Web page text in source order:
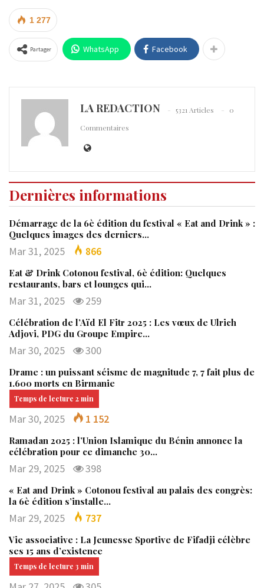
1 277
Partager WhatsApp Facebook
LA REDACTION 5321 Articles
0
Commentaires
Dernières informations
Démarrage de la 6è édition du festival « Eat and Drink » :
Quelques images des derniers…
Mar 31, 2025 866
Eat & Drink Cotonou festival, 6è édition: Quelques
restaurants, bars et lounges qui…
Mar 31, 2025 259
Célébration de l’Aïd El Fitr 2025 : Les vœux de Ulrich
Adjovi, PDG du Groupe Empire…
Mar 30, 2025 300
Drame : un puissant séisme de magnitude 7, 7 fait plus de
1.600 morts en Birmanie
Mar 30, 2025 1 152
Ramadan 2025 : l’Union Islamique du Bénin annonce la
célébration pour ce dimanche 30…
Mar 29, 2025 398
« Eat and Drink » Cotonou festival au palais des congrès:
la 6è édition s’installe…
Mar 29, 2025 737
Vie associative : La Jeunesse Sportive de Fifadji célèbre
ses 15 ans d’existence